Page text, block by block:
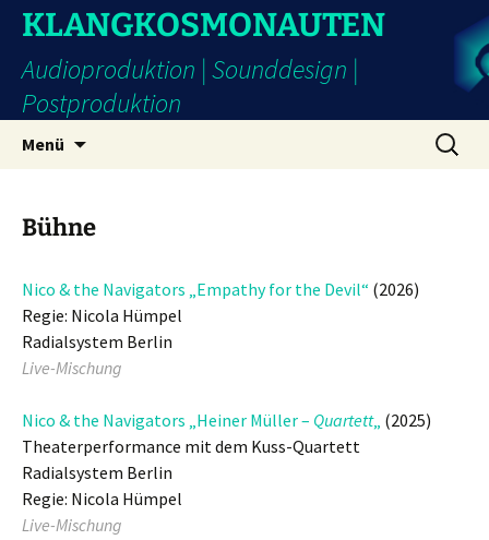
Zum
Inhalt
springen
KLANGKOSMONAUTEN
Audioproduktion | Sounddesign |
Postproduktion
Menü
Suchen
nach:
Bühne
Nico & the Navigators „Empathy for the Devil“ (2026)
Regie: Nicola Hümpel
Radialsystem Berlin
Live-Mischung
Nico & the Navigators „Heiner Müller – Quartett„ (2025)
Theaterperformance mit dem Kuss-Quartett
Radialsystem Berlin
Regie: Nicola Hümpel
Live-Mischung